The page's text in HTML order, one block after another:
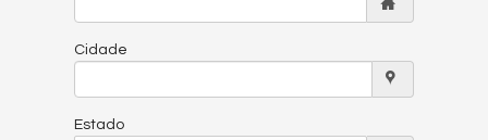
Cidade
Estado